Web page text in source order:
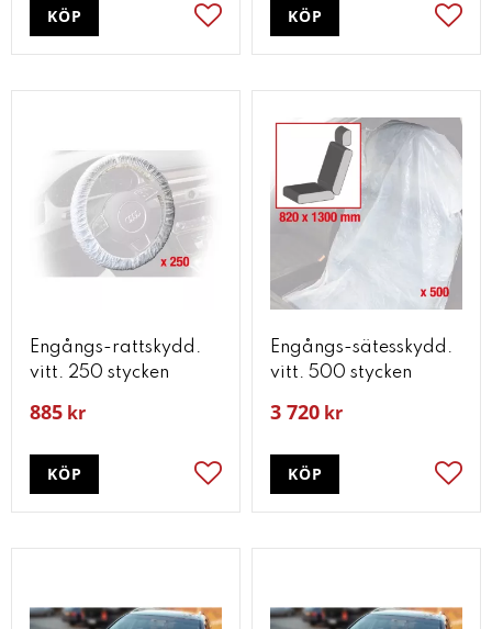
Lägg till i favoriter
KÖP KÖP
Engångs-rattskydd.
vitt. 250 stycken
885 kr
Lägg till i favoriter
KÖP
Engångs-sätesskydd.
vitt. 500 stycken
3 720 kr
KÖP